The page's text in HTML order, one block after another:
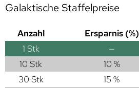
Galaktische Staffelpreise
Anzahl Ersparnis (%)
1 Stk —
10 Stk
10 %
30 Stk
15 %